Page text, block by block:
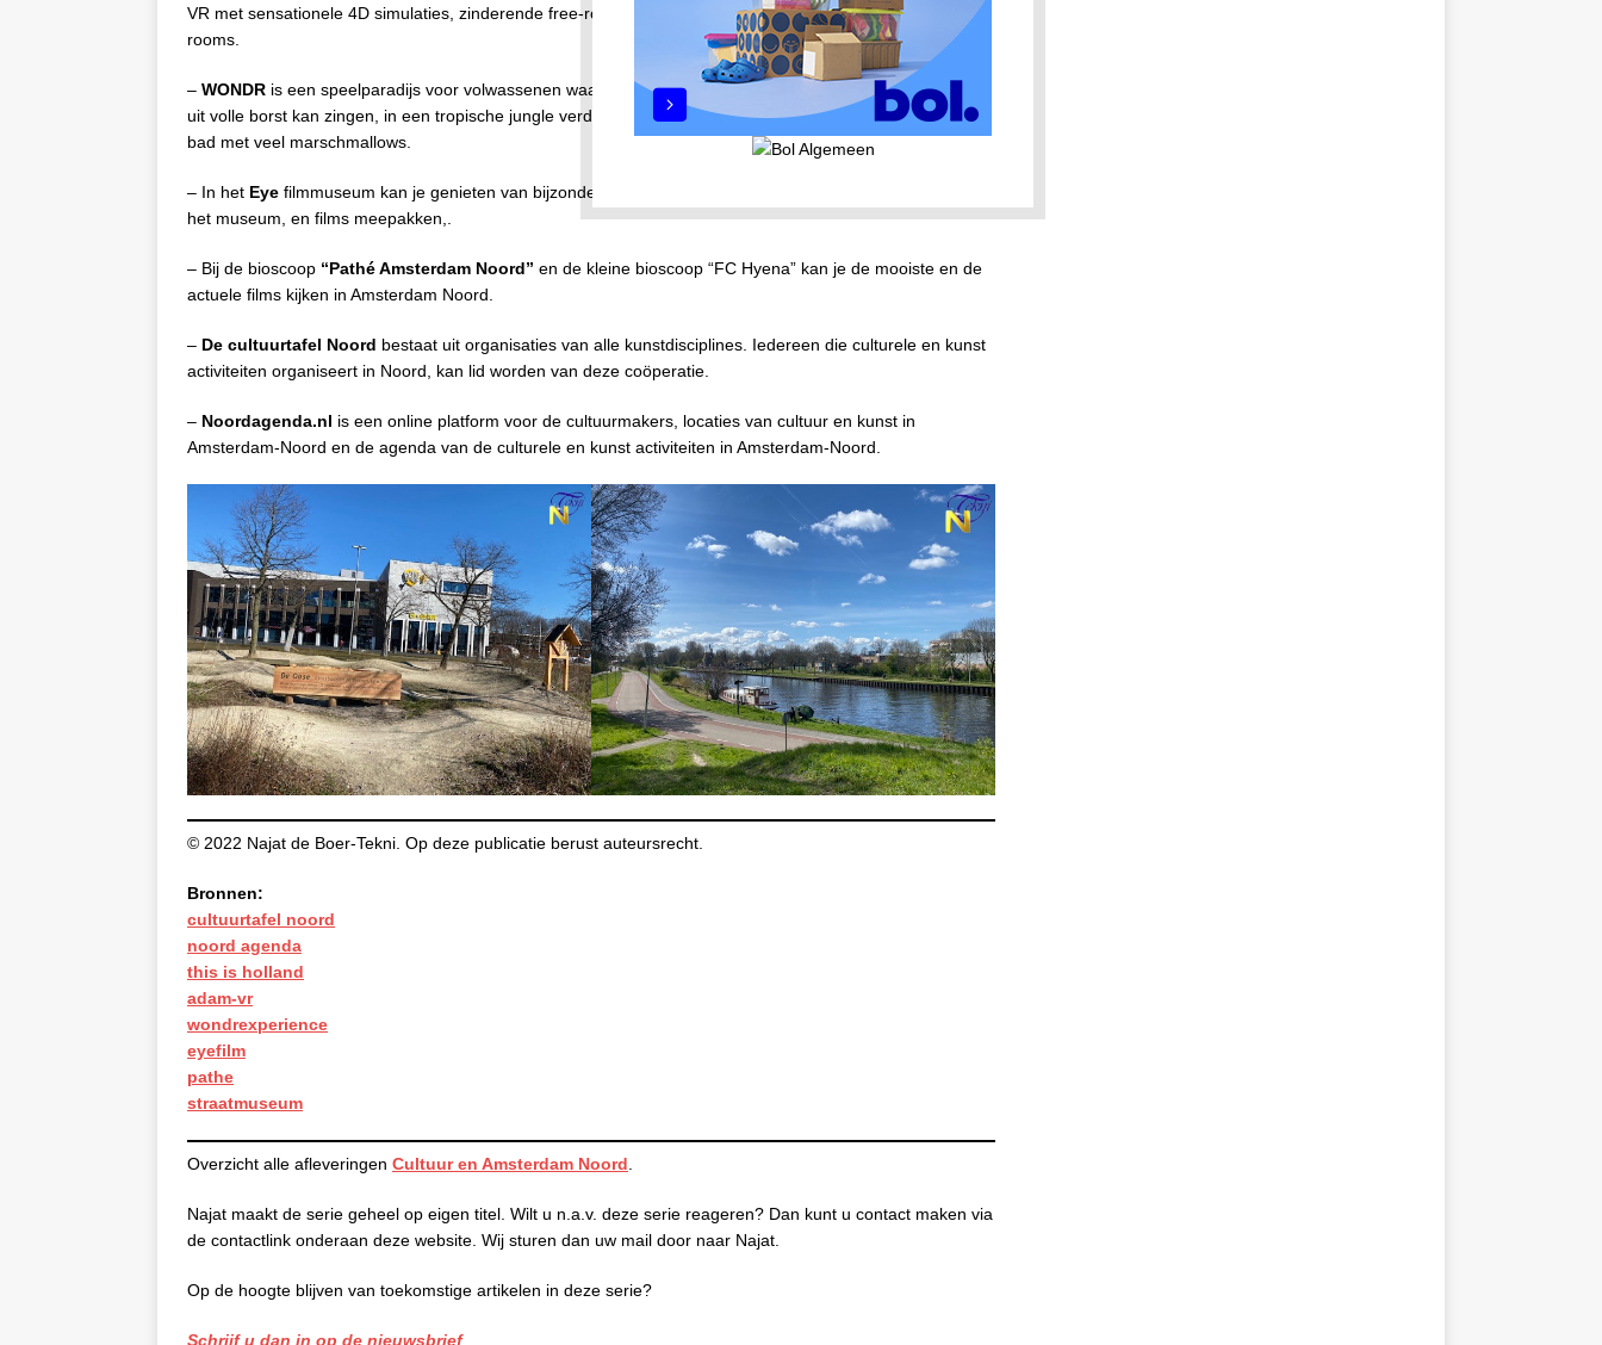
VR met sensationele 4D simulaties, zinderende free-roaming zombie shooters en bloedstollende escape
rooms.
– WONDR is een speelparadijs voor volwassenen waar men kan dansen onder een sprankelende hemel,
uit volle borst kan zingen, in een tropische jungle verdwalen, en een onvergetelijke duik kan nemen in een
bad met veel marschmallows.
– In het Eye filmmuseum kan je genieten van bijzondere films, filmkennis bijspijkeren bij de presentaties in
het museum, en films meepakken,.
– Bij de bioscoop “Pathé Amsterdam Noord” en de kleine bioscoop “FC Hyena” kan je de mooiste en de
actuele films kijken in Amsterdam Noord.
– De cultuurtafel Noord bestaat uit organisaties van alle kunstdisciplines. Iedereen die culturele en kunst
activiteiten organiseert in Noord, kan lid worden van deze coöperatie.
– Noordagenda.nl is een online platform voor de cultuurmakers, locaties van cultuur en kunst in
Amsterdam-Noord en de agenda van de culturele en kunst activiteiten in Amsterdam-Noord.
© 2022 Najat de Boer-Tekni. Op deze publicatie berust auteursrecht.
Bronnen:
cultuurtafel noord
noord agenda
this is holland
adam-vr
wondrexperience
eyefilm
pathe
straatmuseum
Overzicht alle afleveringen Cultuur en Amsterdam Noord
Najat maakt de serie geheel op eigen titel. Wilt u n.a.v. deze serie reageren? Dan kunt u contact maken via
de contactlink onderaan deze website. Wij sturen dan uw mail door naar Najat.
Op de hoogte blijven van toekomstige artikelen in deze serie?
Schrijf u dan in op de nieuwsbrief